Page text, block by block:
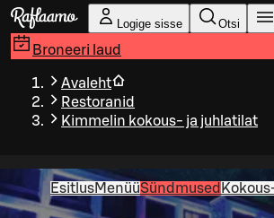
Liigu peamise sisu juurde
Logige sisse Otsi
Broneeri laud
Avaleht
Restoranid
Kimmelin kokous- ja juhlatilat
EsitlusMenüüSündmused